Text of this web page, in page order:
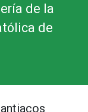
de la
de